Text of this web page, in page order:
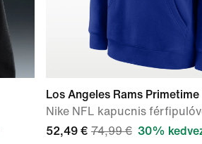
Los Angeles Rams
Nike NFL kapucnis
52,49 € 74,99 € 30%